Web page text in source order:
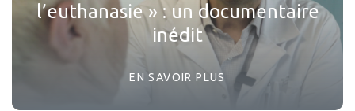
l’euthanasie » : un documentaire
inédit
EN SAVOIR PLUS